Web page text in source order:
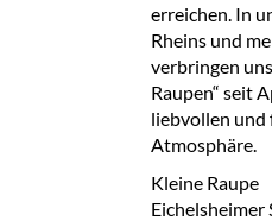
erreichen. In
Rheins und
verbringen
Raupen“ seit
liebvollen und
Atmosphäre.
Kleine Raupe
Eichelsheimer